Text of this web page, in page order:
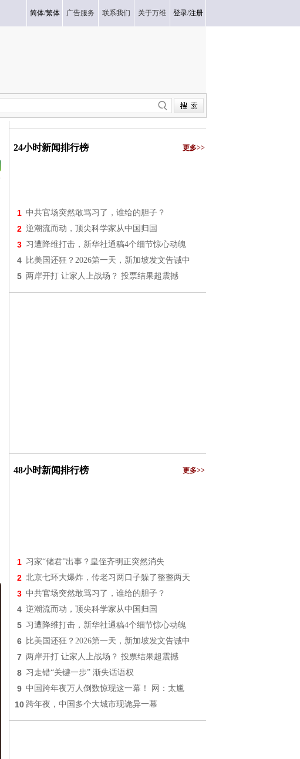
简体/繁体 广告服务 联系我们 关于万维 登录/注册
24小时新闻排行榜 更多>>
1 中共官场突然敢骂习了，谁给的胆子？
2 逆潮流而动，顶尖科学家从中国归国
3 习遭降维打击，新华社通稿4个细节惊心动魄
4 比美国还狂？2026第一天，新加坡发文告诫中
5 两岸开打 让家人上战场？ 投票结果超震撼
48小时新闻排行榜 更多>>
1 习家“储君”出事？皇侄齐明正突然消失
2 北京七环大爆炸，传老习两口子躲了整整两天
3 中共官场突然敢骂习了，谁给的胆子？
4 逆潮流而动，顶尖科学家从中国归国
5 习遭降维打击，新华社通稿4个细节惊心动魄
6 比美国还狂？2026第一天，新加坡发文告诫中
7 两岸开打 让家人上战场？ 投票结果超震撼
8 习走错“关键一步” 渐失话语权
9 中国跨年夜万人倒数惊现这一幕！ 网：太尴
10 跨年夜，中国多个大城市现诡异一幕